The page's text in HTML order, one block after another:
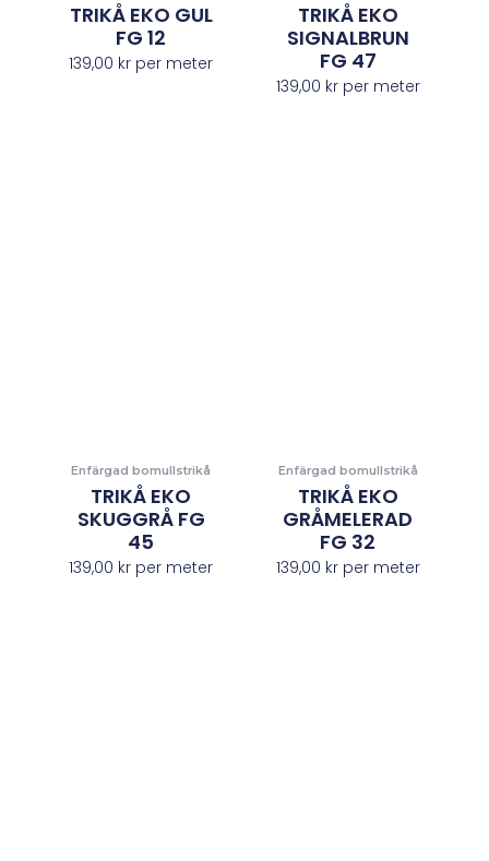
TRIKÅ EKO GUL
FG 12
139,00 kr per meter
TRIKÅ EKO
SIGNALBRUN
FG 47
139,00 krper meter
Enfärgad bomullstrikå
TRIKÅ EKO
SKUGGRÅ FG
45
139,00 kr per meter
Enfärgad bomullstrikå
TRIKÅ EKO
GRÅMELERAD
FG 32
139,00 krper meter